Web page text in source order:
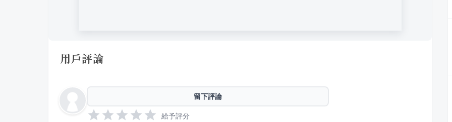
用戶評論
留下評論
給予評分